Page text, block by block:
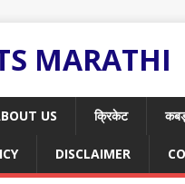
MARATHI
US क्रिकेट
DISCLAIMER